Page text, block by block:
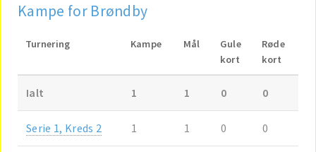
Kampe for Brøndby
Turnering Kampe Mål
Gule
kort
Røde
kort
Ialt 1 1 0 0
Serie 1, Kreds 2 1 1 0 0